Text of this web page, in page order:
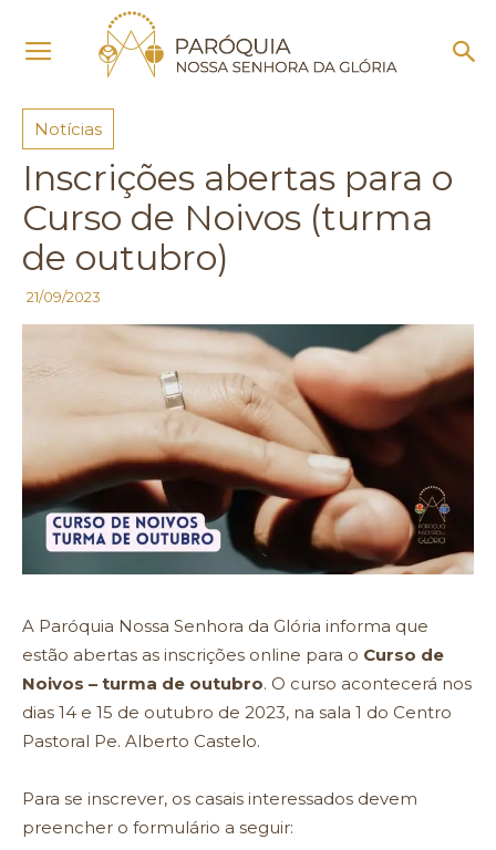
Notícias
Notícias
Inscrições abertas para o
Curso de Noivos (turma
de outubro)
21/09/2023
A Paróquia Nossa Senhora da Glória informa que
estão abertas as inscrições online para o Curso de
Noivos – turma de outubro. O curso acontecerá nos
dias 14 e 15 de outubro de 2023, na sala 1 do Centro
Pastoral Pe. Alberto Castelo.
Para se inscrever, os casais interessados devem
preencher o formulário a seguir: